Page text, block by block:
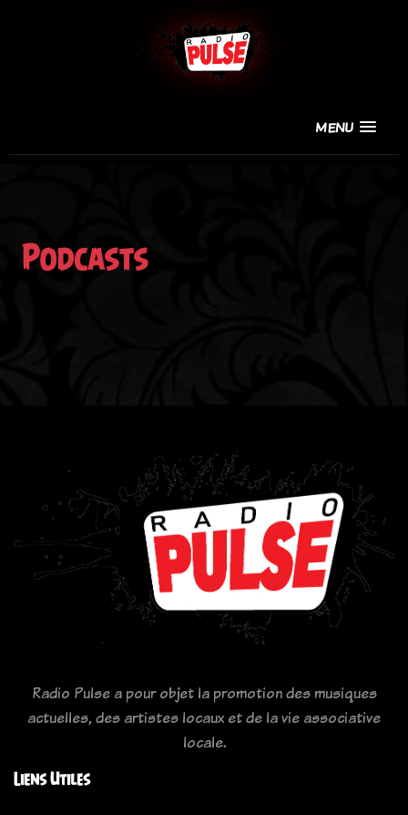
MENU
Podcasts
Radio Pulse a pour objet la promotion des musiques
actuelles, des artistes locaux et de la vie associative
locale.
Liens Utiles